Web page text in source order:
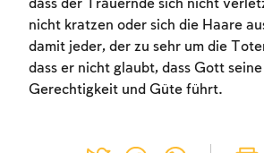
dass der Trauernde sich nicht
nicht kratzen oder sich die Haare
damit jeder, der zu sehr um die
dass er nicht glaubt, dass Gott
Gerechtigkeit und Güte führt.